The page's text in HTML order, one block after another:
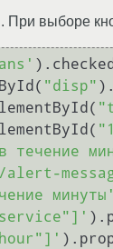
выборе
"disp"
течение
минуты'